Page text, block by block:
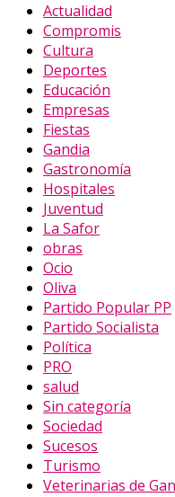
Actualidad
Compromis
Cultura
Deportes
Educación
Empresas
Fiestas
Gandia
Gastronomía
Hospitales
Juventud
La Safor
obras
Ocio
Oliva
Partido Popular PP
Partido Socialista
Política
PRO
salud
Sin categoría
Sociedad
Sucesos
Turismo
Veterinarias de